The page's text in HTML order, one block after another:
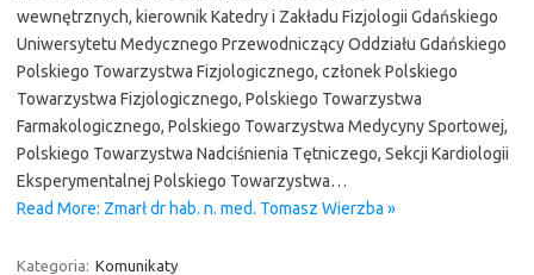
wewnętrznych, kierownik Katedry i Zakładu Fizjologii Gdańskiego
Uniwersytetu Medycznego Przewodniczący Oddziału Gdańskiego
Polskiego Towarzystwa Fizjologicznego, członek Polskiego
Towarzystwa Fizjologicznego, Polskiego Towarzystwa
Farmakologicznego, Polskiego Towarzystwa Medycyny Sportowej,
Polskiego Towarzystwa Nadciśnienia Tętniczego, Sekcji Kardiologii
Eksperymentalnej Polskiego Towarzystwa…
Read More: Zmarł dr hab. n. med. Tomasz Wierzba »
Kategoria: Komunikaty